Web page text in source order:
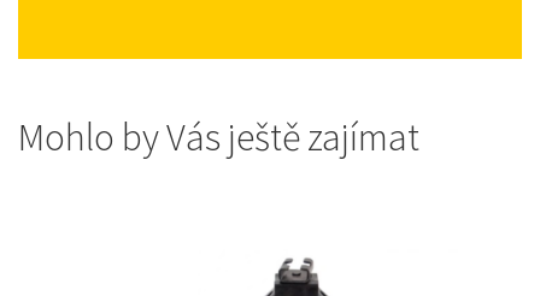
Mohlo by Vás ještě zajímat